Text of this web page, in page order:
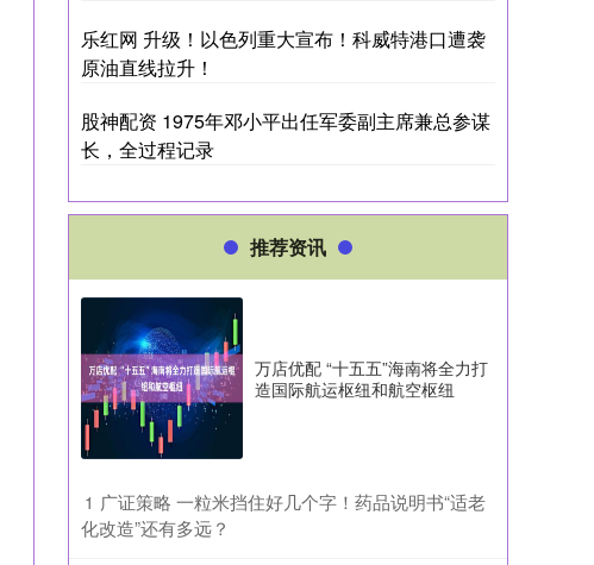
乐红网 升级！以色列重大宣布！科威特港口遭袭
原油直线拉升！
股神配资 1975年邓小平出任军委副主席兼总参谋
长，全过程记录
推荐资讯
万店优配 “十五五”海南将全力打
造国际航运枢纽和航空枢纽
1 ​广证策略 一粒米挡住好几个字！药品说明书“适老
化改造”还有多远？